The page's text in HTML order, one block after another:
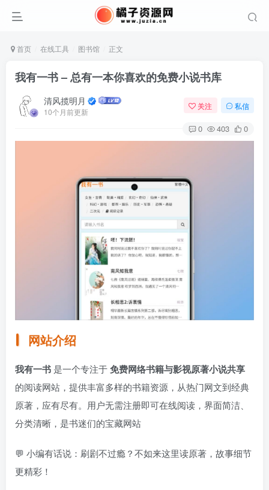
首页 在线工具 图书馆 正文
我有一书 – 总有一本你喜欢的免费小说书库
清风揽明月
10个月前更新
关注 私信
0 403 0
网站介绍
我有一书 是一个专注于免费网络书籍与影视原著小说共享
的阅读网站，提供丰富多样的书籍资源，从热门网文到经典
原著，应有尽有。用户无需注册即可在线阅读，界面简洁、
分类清晰，是书迷们的宝藏网站
💬 小编有话说：刷剧不过瘾？不如来这里读原著，故事细节
更精彩！